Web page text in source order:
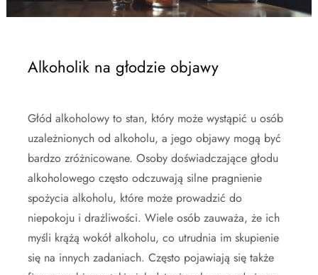
Alkoholik na głodzie objawy
Głód alkoholowy to stan, który może wystąpić u osób
uzależnionych od alkoholu, a jego objawy mogą być
bardzo zróżnicowane. Osoby doświadczające głodu
alkoholowego często odczuwają silne pragnienie
spożycia alkoholu, które może prowadzić do
niepokoju i drażliwości. Wiele osób zauważa, że ich
myśli krążą wokół alkoholu, co utrudnia im skupienie
się na innych zadaniach. Często pojawiają się także